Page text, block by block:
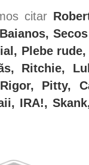
citar
Plebe
Ritchie,
Pitty,
IRA!,